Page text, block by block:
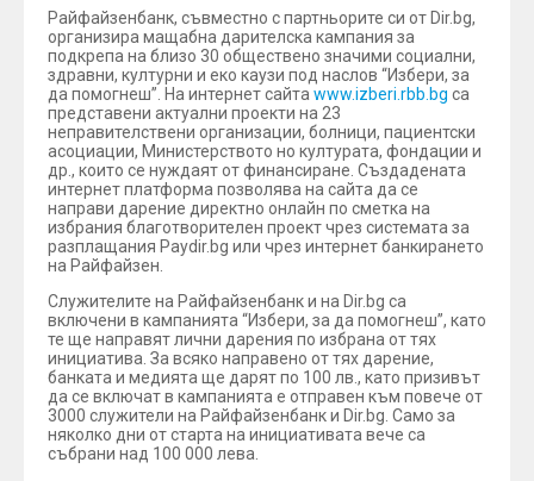
Райфайзенбанк, съвместно с партньорите си от Dir.bg,
организира мащабна дарителска кампания за
подкрепа на близо 30 обществено значими социални,
здравни, културни и еко каузи под наслов “Избери, за
да помогнеш”. На интернет сайта www.izberi.rbb.bg са
представени актуални проекти на 23
неправителствени организации, болници, пациентски
асоциации, Министерството но културата, фондации и
др., които се нуждаят от финансиране. Създадената
интернет платформа позволява на сайта да се
направи дарение директно онлайн по сметка на
избрания благотворителен проект чрез системата за
разплащания Paydir.bg или чрез интернет банкирането
на Райфайзен.
Служителите на Райфайзенбанк и на Dir.bg са
включени в кампанията “Избери, за да помогнеш”, като
те ще направят лични дарения по избрана от тях
инициатива. За всяко направено от тях дарение,
банката и медията ще дарят по 100 лв., като призивът
да се включат в кампанията е отправен към повече от
3000 служители на Райфайзенбанк и Dir.bg. Само за
няколко дни от старта на инициативата вече са
събрани над 100 000 лева.